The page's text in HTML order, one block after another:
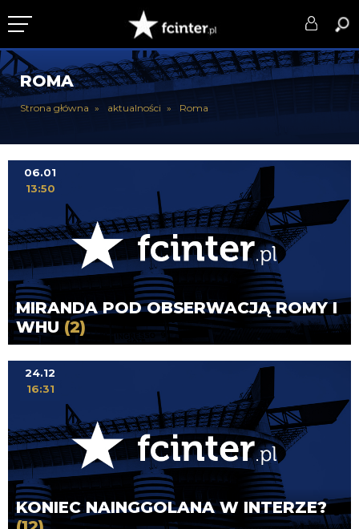
KLUB
DRUŻYNA
PUCHARY
DLA TIFOSICH
SERWIS
ROMA
Strona główna aktualności Roma
MIRANDA POD OBSERWACJĄ ROMY I
WHU (2)
06.01
13:50
KONIEC NAINGGOLANA W INTERZE?
24.12
16:31